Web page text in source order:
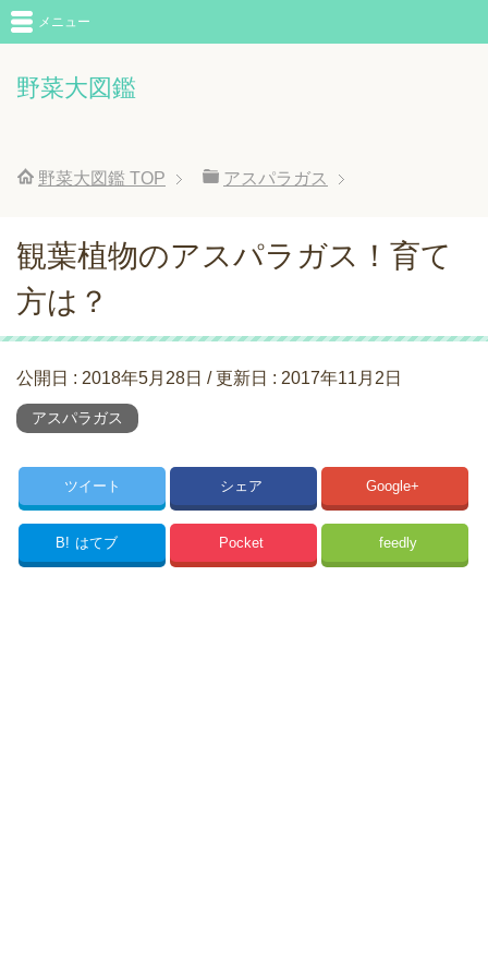
野菜大図鑑
メニュー
野菜大図鑑 TOP アスパラガス
観葉植物のアスパラガス！育て
方は？
公開日 : 2018年5月28日 / 更新日 : 2017年11月2日
アスパラガス
ツイート シェア Google+
B! はてブ Pocket feedly